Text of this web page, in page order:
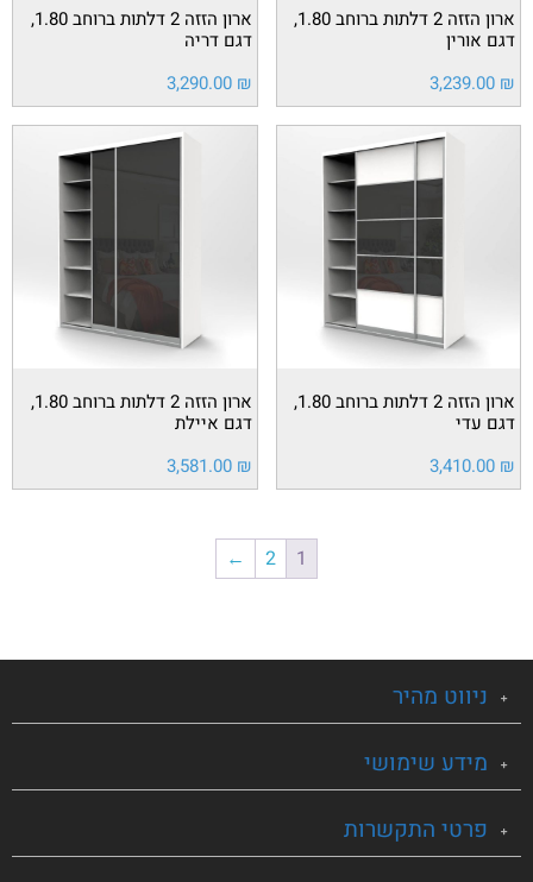
ארון הזזה 2 דלתות ברוחב 1.80,
דגם אורין
3,239.00 ₪
ארון הזזה 2 דלתות ברוחב 1.80,
דגם דריה
3,290.00 ₪
ארון הזזה 2 דלתות ברוחב 1.80,
דגם עדי
3,410.00 ₪
ארון הזזה 2 דלתות ברוחב 1.80,
דגם איילת
3,581.00 ₪
1
2
←
ניווט מהיר
מידע שימושי
פרטי התקשרות